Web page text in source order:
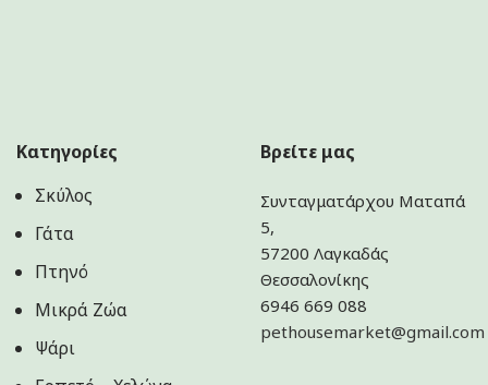
Κατηγορίες
Σκύλος
Γάτα
Πτηνό
Μικρά Ζώα
Ψάρι
Βρείτε μας
Συνταγματάρχου Ματαπά
5,
57200 Λαγκαδάς
Θεσσαλονίκης
6946 669 088
pethousemarket@gmail.com